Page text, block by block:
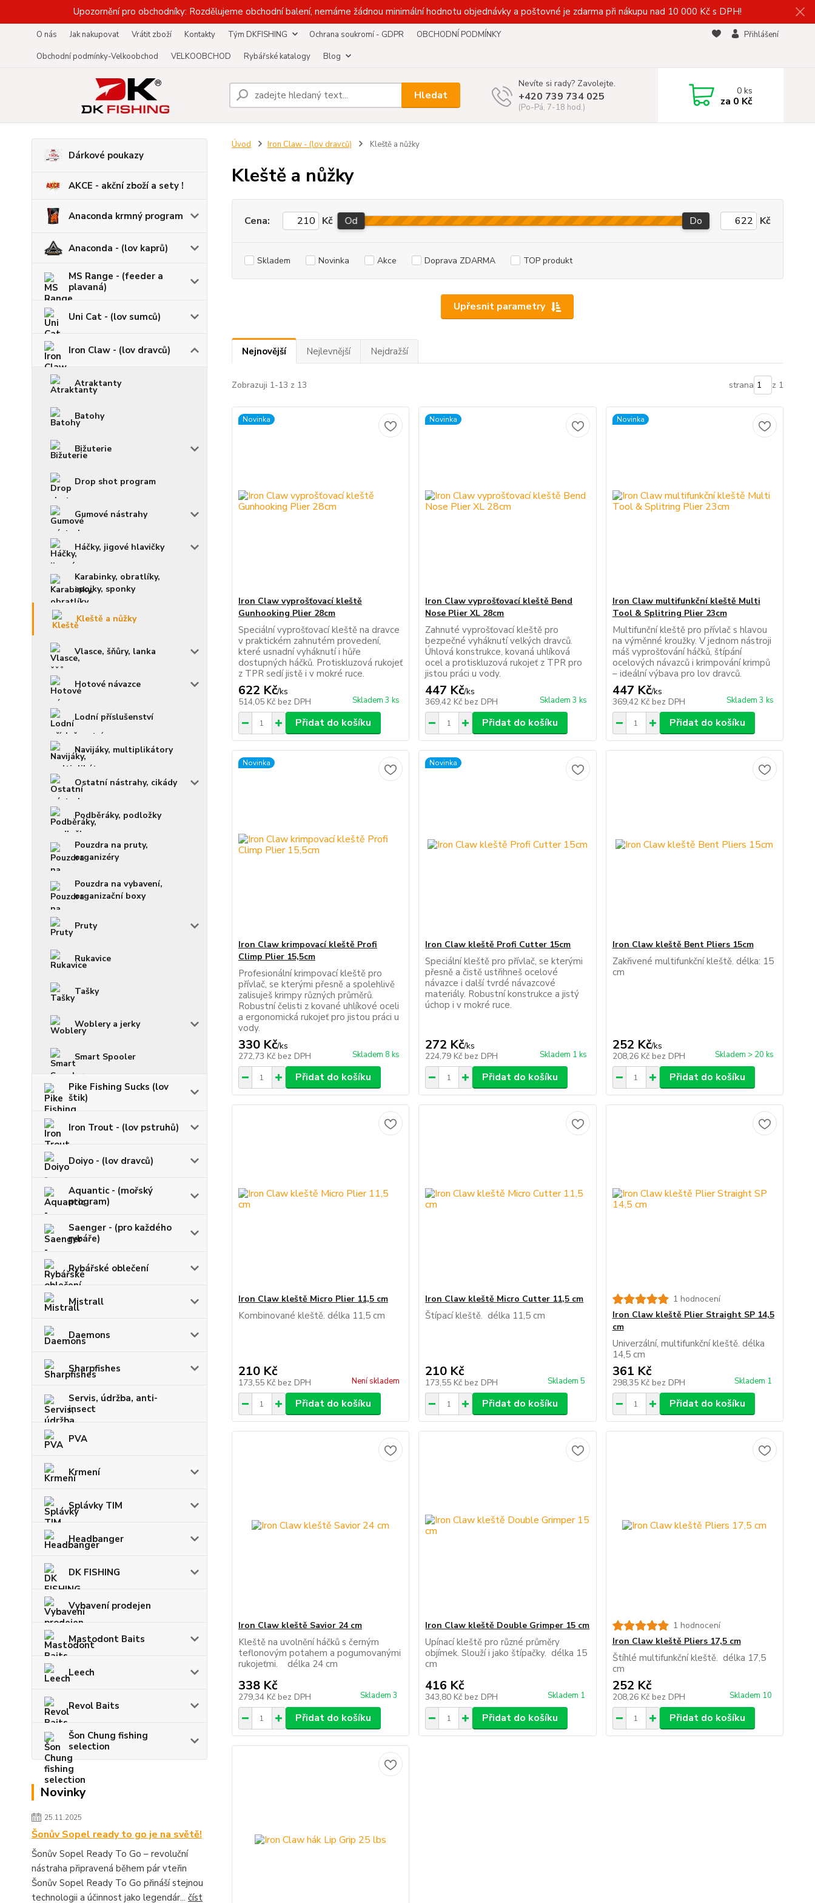
Upozornění pro obchodníky: Rozdělujeme obchodní balení, nemáme žádnou minimální hodnotu objednávky a poštovné je zdarma při nákupu nad 10 000 Kč s DPH!
O nás Jak nakupovat Vrátit zboží Kontakty Tým DKFISHING Ochrana soukromí - GDPR
OBCHODNÍ PODMÍNKY
Obchodní podmínky-Velkoobchod
VELKOOBCHOD Rybářské katalogy Blog
Přihlášení
Hledat
Nevíte si rady? Zavolejte.
+420 739 734 025
(Po-Pá, 7-18 hod.)
0ks
za 0 Kč
Dárkové poukazy
AKCE - akční zboží a sety !
Anaconda krmný program
Anaconda - (lov kaprů)
MS Range - (feeder a
plavaná)
Uni Cat - (lov sumců)
Iron Claw - (lov dravců)
Atraktanty
Batohy
Bižuterie
Drop shot program
Gumové nástrahy
Háčky, jigové hlavičky
Karabinky, obratlíky,
spojky, sponky
Kleště a nůžky
Vlasce, šňůry, lanka
Hotové návazce
Lodní příslušenství
Navijáky, multiplikátory
Ostatní nástrahy, cikády
Podběráky, podložky
Pouzdra na pruty,
organizéry
Pouzdra na vybavení,
organizační boxy
Pruty
Rukavice
Tašky
Woblery a jerky
Smart Spooler
Pike Fishing Sucks (lov
štik)
Iron Trout - (lov pstruhů)
Doiyo - (lov dravců)
Aquantic - (mořský
program)
Saenger - (pro každého
rybáře)
Rybářské oblečení
Mistrall
Daemons
Sharpfishes
Servis, údržba, anti-
insect
PVA
Krmení
Splávky TIM
Headbanger
DK FISHING
Vybavení prodejen
Mastodont Baits
Leech
Revol Baits
Šon Chung fishing
selection
Novinky
25.11.2025
Šonův Sopel ready to go je na světě!
Šonův Sopel Ready To Go – revoluční
nástraha připravená během pár vteřin
Šonův Sopel Ready To Go přináší stejnou
technologii a účinnost jako legendár... číst
Úvod Iron Claw - (lov dravců) Kleště a nůžky
Kleště a nůžky
Upřesnit parametry
Cena: Kč Od Do Kč
Skladem Novinka Akce Doprava ZDARMA TOP produkt
Nejnovější Nejlevnější Nejdražší
Zobrazuji 1-13 z 13 strana z 1
Novinka
Iron Claw vyprošťovací kleště
Gunhooking Plier 28cm
Speciální vyprošťovací kleště na dravce
v praktickém zahnutém provedení,
které usnadní vyháknutí i hůře
dostupných háčků. Protiskluzová rukojeť
z TPR sedí jistě i v mokré ruce.
622 Kč/ks
514,05 Kč bez DPH Skladem 3 ks
Přidat do košíku
Novinka
Iron Claw vyprošťovací kleště Bend
Nose Plier XL 28cm
Zahnuté vyprošťovací kleště pro
bezpečné vyháknutí velkých dravců.
Úhlová konstrukce, kovaná uhlíková
ocel a protiskluzová rukojeť z TPR pro
jistou práci u vody.
447 Kč/ks
369,42 Kč bez DPH Skladem 3 ks
Přidat do košíku
Novinka
Iron Claw multifunkční kleště Multi
Tool & Splitring Plier 23cm
Multifunční kleště pro přívlač s hlavou
na výměnné kroužky. V jednom nástroji
máš vyprošťování háčků, štípání
ocelových návazců i krimpování krimpů
– ideální výbava pro lov dravců.
447 Kč/ks
369,42 Kč bez DPH Skladem 3 ks
Přidat do košíku
Novinka
Iron Claw krimpovací kleště Profi
Climp Plier 15,5cm
Profesionální krimpovací kleště pro
přívlač, se kterými přesně a spolehlivě
zalisuješ krimpy různých průměrů.
Robustní čelisti z kované uhlíkové oceli
a ergonomická rukojeť pro jistou práci u
vody.
330 Kč/ks
272,73 Kč bez DPH Skladem 8 ks
Přidat do košíku
Novinka
Iron Claw kleště Profi Cutter 15cm
Speciální kleště pro přívlač, se kterými
přesně a čistě ustřihneš ocelové
návazce i další tvrdé návazcové
materiály. Robustní konstrukce a jistý
úchop i v mokré ruce.
272 Kč/ks
224,79 Kč bez DPH Skladem 1 ks
Přidat do košíku
Iron Claw kleště Bent Pliers 15cm
Zakřivené multifunkční kleště. délka: 15
cm
252 Kč/ks
208,26 Kč bez DPH Skladem > 20 ks
Přidat do košíku
Iron Claw kleště Micro Plier 11,5 cm
Kombinované kleště. délka 11,5 cm
210 Kč
173,55 Kč bez DPH Není skladem
Přidat do košíku
Iron Claw kleště Micro Cutter 11,5 cm
Štípací kleště. délka 11,5 cm
210 Kč
173,55 Kč bez DPH Skladem 5
Přidat do košíku
1 hodnocení
Iron Claw kleště Plier Straight SP 14,5
cm
Univerzální, multifunkční kleště. délka
14,5 cm
361 Kč
298,35 Kč bez DPH Skladem 1
Přidat do košíku
Iron Claw kleště Savior 24 cm
Kleště na uvolnění háčků s černým
teflonovým potahem a pogumovanými
rukojeťmi. délka 24 cm
338 Kč
279,34 Kč bez DPH Skladem 3
Přidat do košíku
Iron Claw kleště Double Grimper 15 cm
Upínací kleště pro různé průměry
objímek. Slouží i jako štípačky. délka 15
cm
416 Kč
343,80 Kč bez DPH Skladem 1
Přidat do košíku
1 hodnocení
Iron Claw kleště Pliers 17,5 cm
Štíhlé multifunkční kleště. délka 17,5
cm
252 Kč
208,26 Kč bez DPH Skladem 10
Přidat do košíku